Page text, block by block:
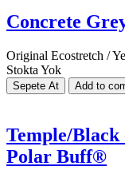
Concrete
Original Ecostretch /
Stokta Yok
Temple/
Polar Buff®